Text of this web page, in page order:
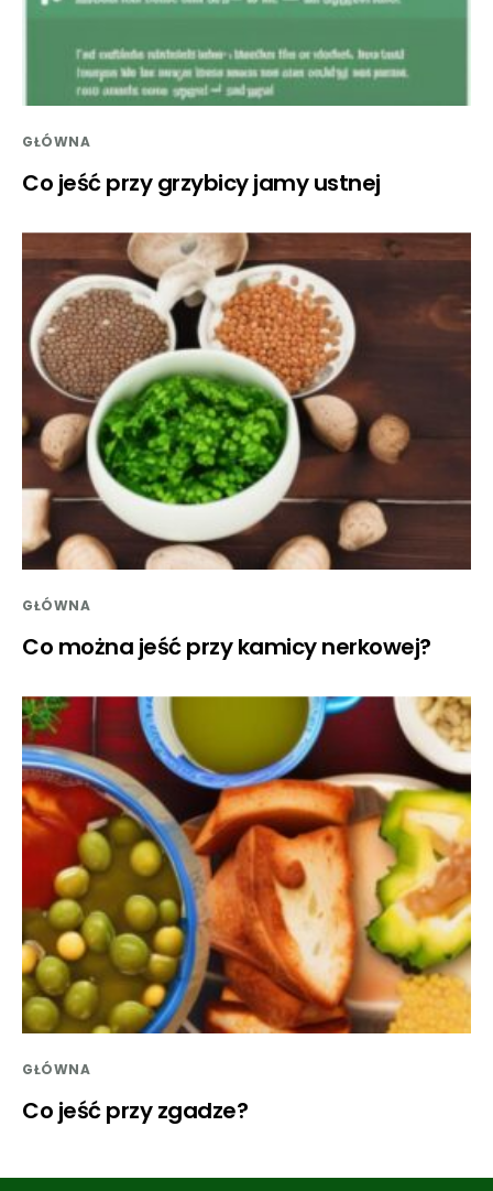
GŁÓWNA
Co jeść przy grzybicy jamy ustnej
GŁÓWNA
Co można jeść przy kamicy nerkowej?
GŁÓWNA
Co jeść przy zgadze?